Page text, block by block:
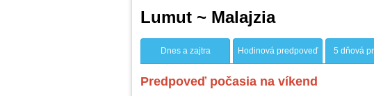
Lumut ~ Malajzia
Dnes a zajtra Hodinová predpoveď 5 dňová
Predpoveď počasia na víkend